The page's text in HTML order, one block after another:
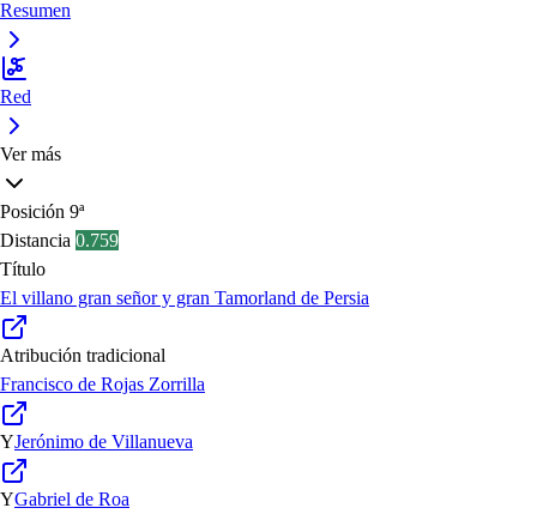
Resumen
Red
Ver más
Posición 9ª
Distancia 0.759
Título
El villano gran señor y gran Tamorland de Persia
Atribución tradicional
Francisco de Rojas Zorrilla
YJerónimo de Villanueva
YGabriel de Roa